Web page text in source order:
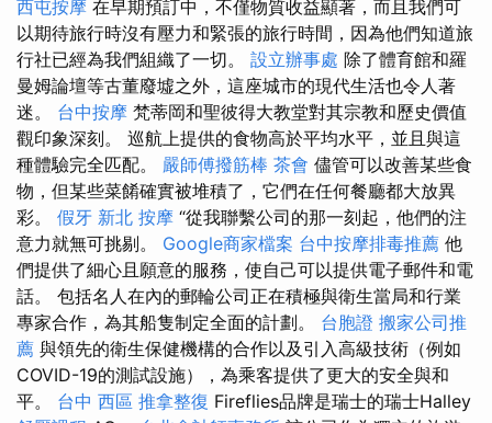
西屯按摩 在早期預訂中，不僅物質收益顯著，而且我們可
以期待旅行時沒有壓力和緊張的旅行時間，因為他們知道旅
行社已經為我們組織了一切。 設立辦事處 除了體育館和羅
曼姆論壇等古董廢墟之外，這座城市的現代生活也令人著
迷。 台中按摩 梵蒂岡和聖彼得大教堂對其宗教和歷史價值
觀印象深刻。 巡航上提供的食物高於平均水平，並且與這
種體驗完全匹配。 嚴師傅撥筋棒 茶會 儘管可以改善某些食
物，但某些菜餚確實被堆積了，它們在任何餐廳都大放異
彩。 假牙 新北 按摩 “從我聯繫公司的那一刻起，他們的注
意力就無可挑剔。 Google商家檔案 台中按摩排毒推薦 他
們提供了細心且願意的服務，使自己可以提供電子郵件和電
話。 包括名人在內的郵輪公司正在積極與衛生當局和行業
專家合作，為其船隻制定全面的計劃。 台胞證 搬家公司推
薦 與領先的衛生保健機構的合作以及引入高級技術（例如
COVID-19的測試設施），為乘客提供了更大的安全與和
平。 台中 西區 推拿整復 Fireflies品牌是瑞士的瑞士Halley